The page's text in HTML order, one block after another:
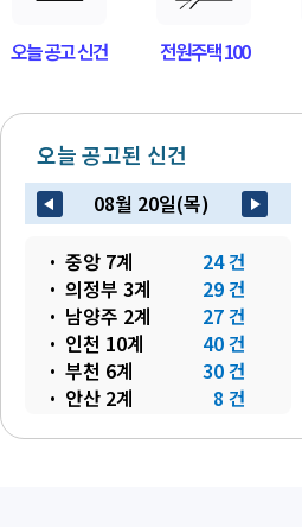
오늘 공고 신건 전원주택 100
오늘 공고된 신건
arrow_back_2 08월 20일(목) play_arrow
중앙 7계
24 건
의정부 3계
29 건
남양주 2계
27 건
인천 10계
40 건
부천 6계
30 건
안산 2계
8 건